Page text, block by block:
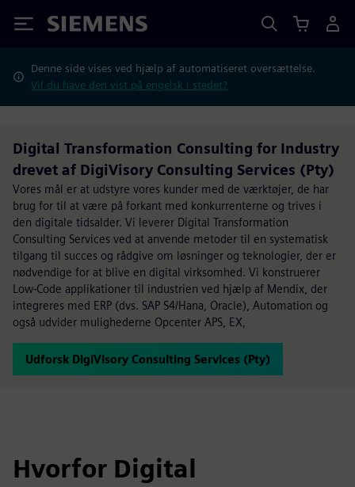
Siemens
Denne side vises ved hjælp af automatiseret oversættelse.
Vil du have den vist på engelsk i stedet?
Digital Transformation Consulting for Industry
drevet af DigiVisory Consulting Services (Pty)
Vores mål er at udstyre vores kunder med de værktøjer, de har
brug for til at være på forkant med konkurrenterne og trives i
den digitale tidsalder. Vi leverer Digital Transformation
Consulting Services ved at anvende metoder til en systematisk
tilgang til succes og rådgive om løsninger og teknologier, der er
nødvendige for at blive en digital virksomhed. Vi konstruerer
Low-Code applikationer til industrien ved hjælp af Mendix, der
integreres med ERP (dvs. SAP S4/Hana, Oracle), Automation og
også udvider mulighederne Opcenter APS, EX,
Udforsk DigiVisory Consulting Services (Pty)
Hvorfor Digital